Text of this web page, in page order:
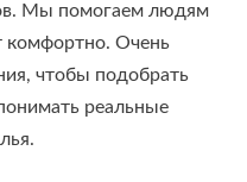
Мы помогаем людям
комфортно. Очень
чтобы подобрать
реальные